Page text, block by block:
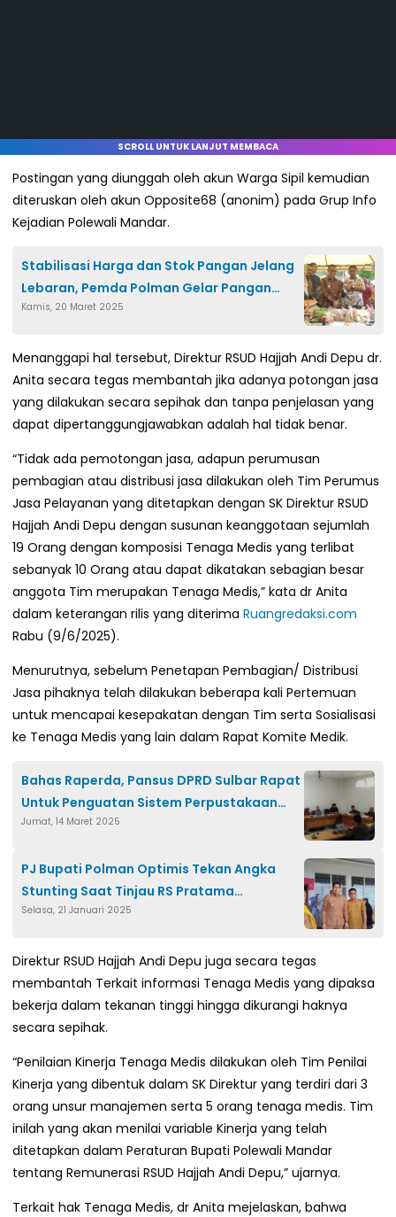
SCROLL UNTUK LANJUT MEMBACA
Postingan yang diunggah oleh akun Warga Sipil kemudian
diteruskan oleh akun Opposite68 (anonim) pada Grup Info
Kejadian Polewali Mandar.
Stabilisasi Harga dan Stok Pangan Jelang
Lebaran, Pemda Polman Gelar Pangan
Murah
Kamis, 20 Maret 2025
Menanggapi hal tersebut, Direktur RSUD Hajjah Andi Depu dr.
Anita secara tegas membantah jika adanya potongan jasa
yang dilakukan secara sepihak dan tanpa penjelasan yang
dapat dipertanggungjawabkan adalah hal tidak benar.
“Tidak ada pemotongan jasa, adapun perumusan
pembagian atau distribusi jasa dilakukan oleh Tim Perumus
Jasa Pelayanan yang ditetapkan dengan SK Direktur RSUD
Hajjah Andi Depu dengan susunan keanggotaan sejumlah
19 Orang dengan komposisi Tenaga Medis yang terlibat
sebanyak 10 Orang atau dapat dikatakan sebagian besar
anggota Tim merupakan Tenaga Medis,” kata dr Anita
dalam keterangan rilis yang diterima Ruangredaksi.com
Rabu (9/6/2025).
Menurutnya, sebelum Penetapan Pembagian/ Distribusi
Jasa pihaknya telah dilakukan beberapa kali Pertemuan
untuk mencapai kesepakatan dengan Tim serta Sosialisasi
ke Tenaga Medis yang lain dalam Rapat Komite Medik.
Bahas Raperda, Pansus DPRD Sulbar Rapat
Untuk Penguatan Sistem Perpustakaan
Sulbar
Jumat, 14 Maret 2025
PJ Bupati Polman Optimis Tekan Angka
Stunting Saat Tinjau RS Pratama
Wonomulyo
Selasa, 21 Januari 2025
Direktur RSUD Hajjah Andi Depu juga secara tegas
membantah Terkait informasi Tenaga Medis yang dipaksa
bekerja dalam tekanan tinggi hingga dikurangi haknya
secara sepihak.
“Penilaian Kinerja Tenaga Medis dilakukan oleh Tim Penilai
Kinerja yang dibentuk dalam SK Direktur yang terdiri dari 3
orang unsur manajemen serta 5 orang tenaga medis. Tim
inilah yang akan menilai variable Kinerja yang telah
ditetapkan dalam Peraturan Bupati Polewali Mandar
tentang Remunerasi RSUD Hajjah Andi Depu,” ujarnya.
Terkait hak Tenaga Medis, dr Anita mejelaskan, bahwa